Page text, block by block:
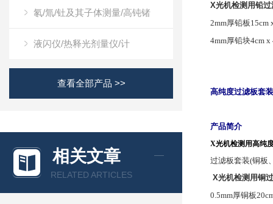
氡/氚/钍及其子体测量/高钝锗
液闪仪/热释光剂量仪/计
查看全部产品 >>
相关文章
RELATED ARTICLES
X光机检测用铅过
2mm厚铅板15cm
4mm厚铅块4cm x
高纯度过滤板套装
产品简介
X光机检测用高纯
过滤板套装(铜板
X光机检测用铜
0.5mm厚铜板